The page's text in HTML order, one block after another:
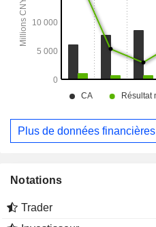
Plus de données financières
Notations
Trader